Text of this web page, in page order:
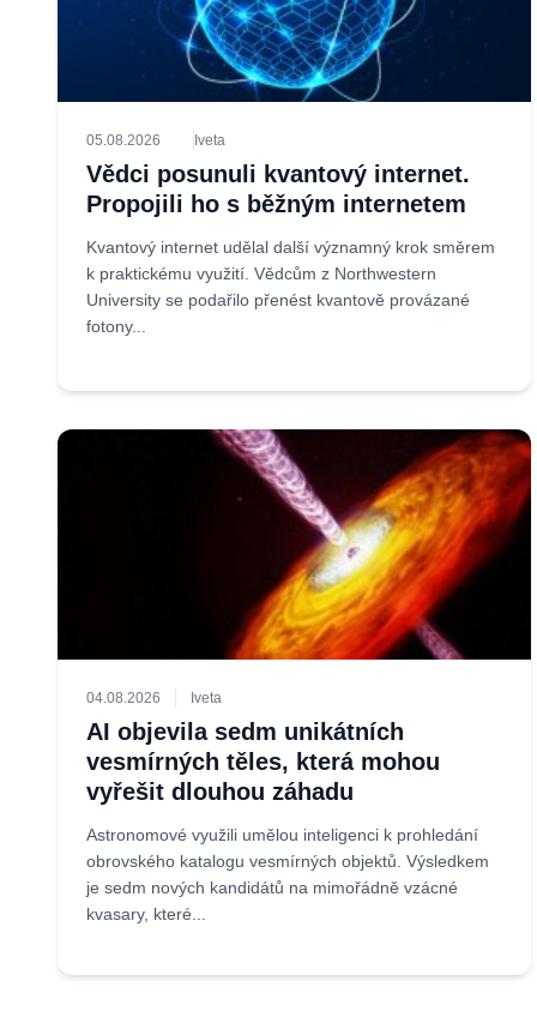
05.08.2026 Iveta
Vědci posunuli kvantový internet.
Propojili ho s běžným internetem
Kvantový internet udělal další významný krok směrem
k praktickému využití. Vědcům z Northwestern
University se podařilo přenést kvantově provázané
fotony...
04.08.2026 Iveta
AI objevila sedm unikátních
vesmírných těles, která mohou
vyřešit dlouhou záhadu
Astronomové využili umělou inteligenci k prohledání
obrovského katalogu vesmírných objektů. Výsledkem
je sedm nových kandidátů na mimořádně vzácné
kvasary, které...